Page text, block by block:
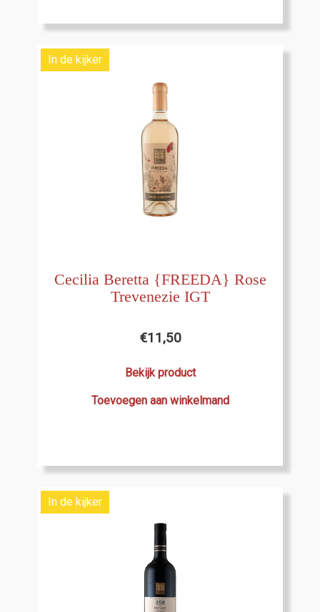
In de kijker
Cecilia Beretta {FREEDA} Rose
Trevenezie IGT
€11,50
Bekijk product
Toevoegen aan winkelmand
In de kijker